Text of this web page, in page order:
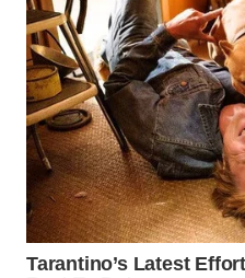
SUMEDANG
WN
CIANJUR
WN
KEPULAUAN
SERIBU
WN